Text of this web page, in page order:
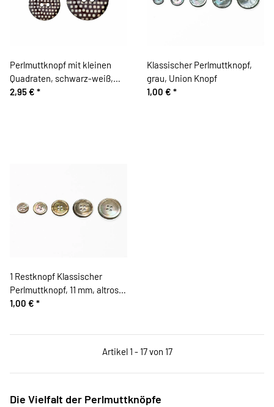
Perlmuttknopf mit kleinen
Quadraten, schwarz-weiß,
Union Knopf
2,95 € *
Klassischer Perlmuttknopf,
grau, Union Knopf
1,00 € *
1 Restknopf Klassischer
Perlmuttknopf, 11 mm, altrosa,
Union Knopf
1,00 € *
Artikel 1 - 17 von 17
Die Vielfalt der Perlmuttknöpfe